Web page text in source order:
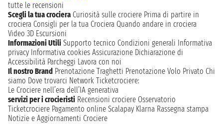
tutte le recensioni
Scegli la tua crociera Curiosità sulle crociere Prima di partire in
crociera Consigli per la tua Crociera Quando andare in crociera
Video 3D Escursioni
Informazioni Utili Supporto tecnico Condizioni generali Informativa
privacy Informativa cookies Assicurazione Dichiarazione di
Accessibilità Parcheggi Lavora con noi
Il nostro Brand Prenotazione Traghetti Prenotazione Volo Privato Chi
siamo Dove trovarci Network Ticketcrociere:
Le Crociere nell’era dell’IA generativa
servizi per i crocieristi Recensioni crociere Osservatorio
Ticketcrociere Pagamento online Scalapay Klarna Rassegna stampa
Notizie e Aggiornamenti Crociere